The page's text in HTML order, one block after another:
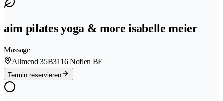
aim pilates yoga & more isabelle meier
Massage
Allmend 35B3116 Noflen BE
Termin reservieren